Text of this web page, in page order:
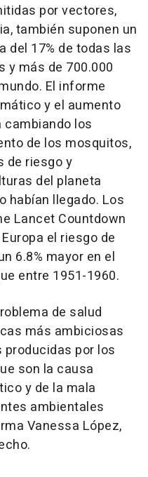
por vectores,
también suponen un
del 17% de todas las
más de 700.000
El informe
y el aumento
los
de los mosquitos,
de riesgo y
del planeta
habían llegado. Los
Lancet Countdown
el riesgo de
6.8% mayor en el
entre 1951-1960.
de salud
más ambiciosas
por los
son la causa
y de la mala
ambientales
Vanessa López,